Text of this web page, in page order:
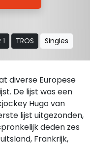
1 TROS Singles
diverse Europese
De lijst was een
Hugo van
lijst uitgezonden,
deden zes
Frankrijk,